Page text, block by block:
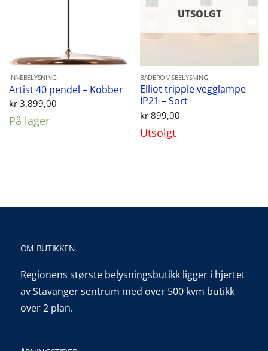
INNEBELYSNING
Artist 40 pendel – Kobber
kr3.899,00
På lager
UTSOLGT
BADEROMSBELYSNING
Elliot tripple vegglampe
IP21 – Sort
kr899,00
Utsolgt
OM BUTIKKEN
Regionens største belysningsbutikk ligger i hjertet
av Stavanger sentrum med over 500 kvm butikk
over 2 plan.